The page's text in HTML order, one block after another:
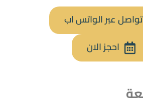
تواصل عبر الواتس اب
احجز الان